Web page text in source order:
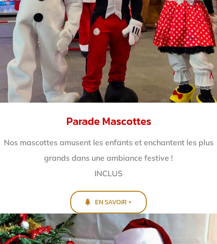
Parade Mascottes
Nos mascottes amusent les enfants et enchantent les plus
grands dans une ambiance festive !
INCLUS
EN SAVOIR +